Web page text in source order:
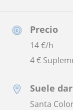
Precio
14€/h
4 €
Suele
Santa